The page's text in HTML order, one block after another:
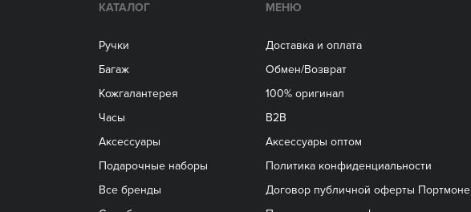
КАТАЛОГ
Ручки
Багаж
Кожгалантерея
Часы
Аксессуары
Подарочные наборы
Все бренды
МЕНЮ
Доставка и оплата
Обмен/Возврат
100% оригинал
B2B
Aксессуары оптом
Политика конфиденциальности
Договор публичной оферты Портмоне